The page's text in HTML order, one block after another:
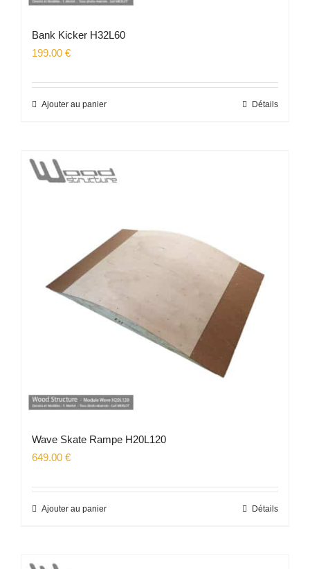
Bank Kicker H32L60
199.00 €
Ajouter au panier Détails
Wave Skate Rampe H20L120
649.00 €
Ajouter au panier Détails